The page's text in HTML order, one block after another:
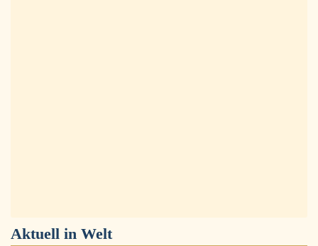
Aktuell in Welt